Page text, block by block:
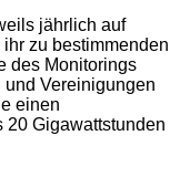
jährlich auf
zu bestimmenden
des Monitorings
Vereinigungen
einen
20 Gigawattstunden